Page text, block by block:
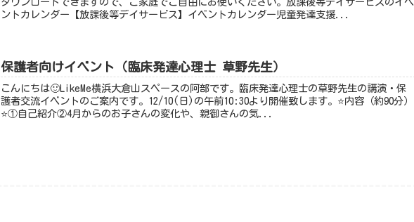
ントカレンダー【放課後等デイサービス】イベントカレンダー児童発達支援...
保護者向けイベント（臨床発達心理士 草野先生）
こんにちは🙂LikeMe横浜大倉山スペースの阿部です。臨床発達心理士の草野先生の講演・保
護者交流イベントのご案内です。12/10(日)の午前10:30より開催致します。⭐内容（約90分）
⭐①自己紹介②4月からのお子さんの変化や、親御さんの気...